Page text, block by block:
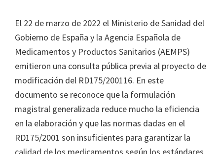
El 22 de marzo de 2022 el Ministerio de Sanidad del
Gobierno de España y la Agencia Española de
Medicamentos y Productos Sanitarios (AEMPS)
emitieron una consulta pública previa al proyecto de
modificación del RD175/200116. En este
documento se reconoce que la formulación
magistral generalizada reduce mucho la eficiencia
en la elaboración y que las normas dadas en el
RD175/2001 son insuficientes para garantizar la